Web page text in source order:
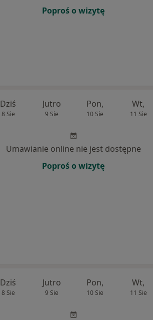
Poproś o wizytę
Dziś
8 Sie
Jutro
9 Sie
Pon,
10 Sie
Wt,
11 Sie
Umawianie online nie jest dostępne
Poproś o wizytę
Dziś
8 Sie
Jutro
9 Sie
Pon,
10 Sie
Wt,
11 Sie